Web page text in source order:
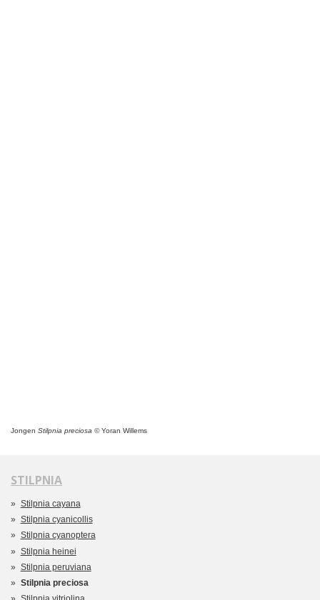
Jongen Stilpnia preciosa ©Yoran Willems
STILPNIA
Stilpnia cayana
Stilpnia cyanicollis
Stilpnia cyanoptera
Stilpnia heinei
Stilpnia peruviana
Stilpnia preciosa